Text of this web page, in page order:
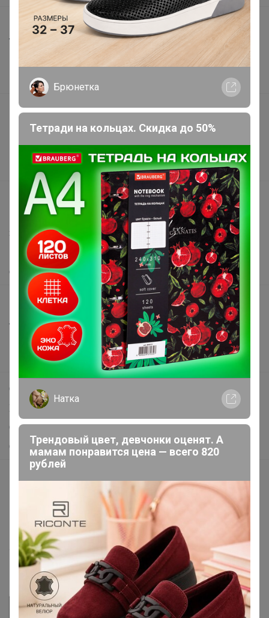
Шоурумы
Торговые марки
Наша команда
В наличии
Подарочные сертификаты
Реклама на сайте
Поставщикам
Вакансии
support@24-ok.ru
Написать в поддержку
Защита покупателя
Помощь
О нас
Все предложения
Анонсы
Новости
Поддержка альпак
Самое выгодное
Хиты продаж
Самое желанное
Самое быстрое
Picabox.ru - Лучшее место для ваших изображений
Розыгрыш - Генератор случайных чисел
Пульс нашего маркетплейса
Укорачиватель ссылок
Брюнетка
Тетради на кольцах. Скидка до 50%
Натка
Трендовый цвет, девчонки оценят. А
мамам понравится цена — всего 820
рублей